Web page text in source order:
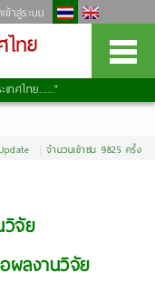
ข้าสู่ระบบ
ทศไทย......."
จำนวนเข้าชม 9825 ครั้ง
จัย
ผลงานวิจัย